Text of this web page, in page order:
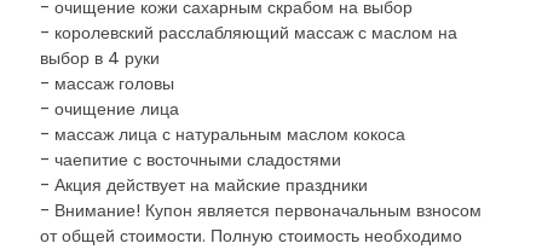
- очищение кожи сахарным скрабом на выбор
- королевский расслабляющий массаж с маслом на
выбор в 4 руки
- массаж головы
- очищение лица
- массаж лица с натуральным маслом кокоса
- чаепитие с восточными сладостями
- Акция действует на майские праздники
- Внимание! Купон является первоначальным взносом
от общей стоимости. Полную стоимость необходимо